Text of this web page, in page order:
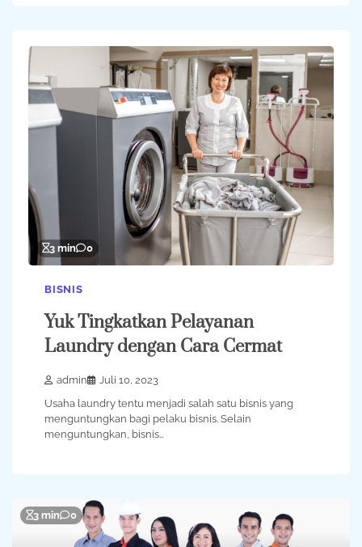
3 min 0
BISNIS
Yuk Tingkatkan Pelayanan
Laundry dengan Cara Cermat
admin
Juli 10, 2023
Usaha laundry tentu menjadi salah satu bisnis yang
menguntungkan bagi pelaku bisnis. Selain
menguntungkan, bisnis…
3 min 0